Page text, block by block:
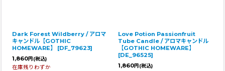
Dark Forest Wildberry / アロマ
キャンドル【GOTHIC
HOMEWARE】
[DF_79623]
1,860円 (税込)
在庫残りわずか
Love Potion Passionfruit
Tube Candle / アロマキャンドル
【GOTHIC HOMEWARE】
[DE_96525]
1,860円 (税込)